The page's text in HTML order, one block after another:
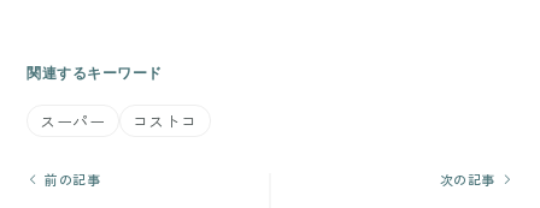
関連するキーワード
スーパー コストコ
前の記事 次の記事